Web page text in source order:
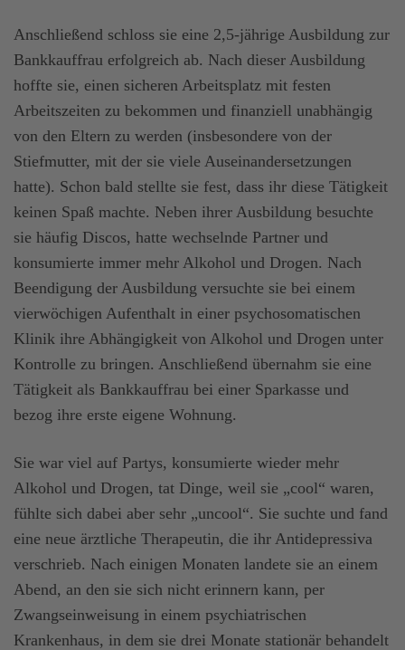
Anschließend schloss sie eine 2,5-jährige Ausbildung zur
Bankkauffrau erfolgreich ab. Nach dieser Ausbildung
hoffte sie, einen sicheren Arbeitsplatz mit festen
Arbeitszeiten zu bekommen und finanziell unabhängig
von den Eltern zu werden (insbesondere von der
Stiefmutter, mit der sie viele Auseinandersetzungen
hatte). Schon bald stellte sie fest, dass ihr diese Tätigkeit
keinen Spaß machte. Neben ihrer Ausbildung besuchte
sie häufig Discos, hatte wechselnde Partner und
konsumierte immer mehr Alkohol und Drogen. Nach
Beendigung der Ausbildung versuchte sie bei einem
vierwöchigen Aufenthalt in einer psychosomatischen
Klinik ihre Abhängigkeit von Alkohol und Drogen unter
Kontrolle zu bringen. Anschließend übernahm sie eine
Tätigkeit als Bankkauffrau bei einer Sparkasse und
bezog ihre erste eigene Wohnung.
Sie war viel auf Partys, konsumierte wieder mehr
Alkohol und Drogen, tat Dinge, weil sie „cool“ waren,
fühlte sich dabei aber sehr „uncool“. Sie suchte und fand
eine neue ärztliche Therapeutin, die ihr Antidepressiva
verschrieb. Nach einigen Monaten landete sie an einem
Abend, an den sie sich nicht erinnern kann, per
Zwangseinweisung in einem psychiatrischen
Krankenhaus, in dem sie drei Monate stationär behandelt